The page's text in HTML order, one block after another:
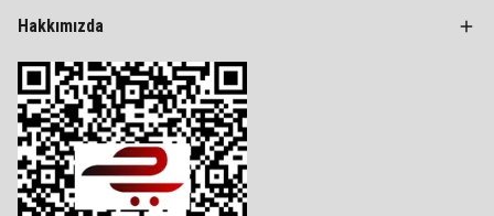
Hakkımızda